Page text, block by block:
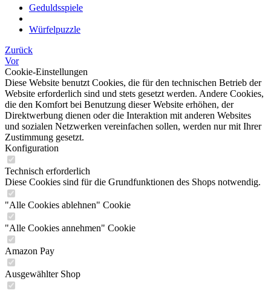
Geduldsspiele
Würfelpuzzle
Zurück
Vor
Cookie-Einstellungen
Diese Website benutzt Cookies, die für den technischen Betrieb der
Website erforderlich sind und stets gesetzt werden. Andere Cookies,
die den Komfort bei Benutzung dieser Website erhöhen, der
Direktwerbung dienen oder die Interaktion mit anderen Websites
und sozialen Netzwerken vereinfachen sollen, werden nur mit Ihrer
Zustimmung gesetzt.
Konfiguration
Technisch erforderlich
Diese Cookies sind für die Grundfunktionen des Shops notwendig.
"Alle Cookies ablehnen" Cookie
"Alle Cookies annehmen" Cookie
Amazon Pay
Ausgewählter Shop